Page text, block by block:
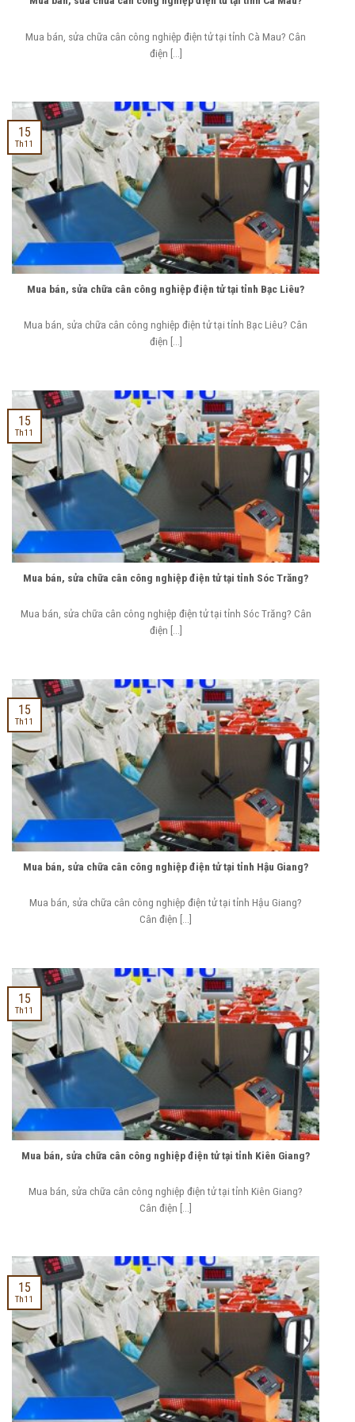
Mua bán, sửa chữa cân công nghiệp điện tử tại tỉnh Cà Mau? Cân
điện [...]
Mua bán, sửa chữa cân công nghiệp điện tử tại tỉnh Bạc Liêu?
Mua bán, sửa chữa cân công nghiệp điện tử tại tỉnh Bạc Liêu? Cân
điện [...]
15
Th11
Mua bán, sửa chữa cân công nghiệp điện tử tại tỉnh Sóc Trăng?
Mua bán, sửa chữa cân công nghiệp điện tử tại tỉnh Sóc Trăng? Cân
điện [...]
15
Th11
Mua bán, sửa chữa cân công nghiệp điện tử tại tỉnh Hậu Giang?
Mua bán, sửa chữa cân công nghiệp điện tử tại tỉnh Hậu Giang?
Cân điện [...]
15
Th11
Mua bán, sửa chữa cân công nghiệp điện tử tại tỉnh Kiên Giang?
Mua bán, sửa chữa cân công nghiệp điện tử tại tỉnh Kiên Giang?
Cân điện [...]
15
Th11
15
Th11